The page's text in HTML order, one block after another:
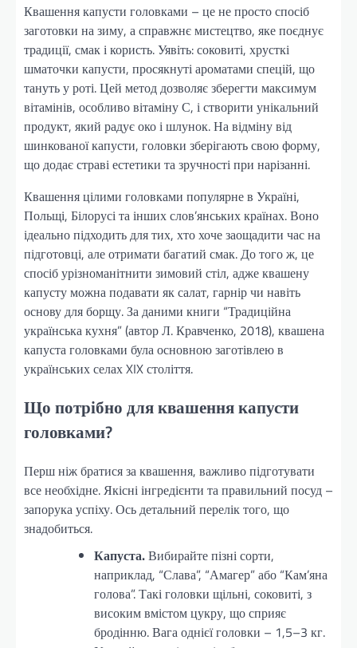
Квашення капусти головками – це не просто спосіб
заготовки на зиму, а справжнє мистецтво, яке поєднує
традиції, смак і користь. Уявіть: соковиті, хрусткі
шматочки капусти, просякнуті ароматами спецій, що
тануть у роті. Цей метод дозволяє зберегти максимум
вітамінів, особливо вітаміну С, і створити унікальний
продукт, який радує око і шлунок. На відміну від
шинкованої капусти, головки зберігають свою форму,
що додає страві естетики та зручності при нарізанні.
Квашення цілими головками популярне в Україні,
Польщі, Білорусі та інших слов’янських країнах. Воно
ідеально підходить для тих, хто хоче заощадити час на
підготовці, але отримати багатий смак. До того ж, це
спосіб урізноманітнити зимовий стіл, адже квашену
капусту можна подавати як салат, гарнір чи навіть
основу для борщу. За даними книги “Традиційна
українська кухня” (автор Л. Кравченко, 2018), квашена
капуста головками була основною заготівлею в
українських селах XIX століття.
Що потрібно для квашення капусти
головками?
Перш ніж братися за квашення, важливо підготувати
все необхідне. Якісні інгредієнти та правильний посуд –
запорука успіху. Ось детальний перелік того, що
знадобиться.
Капуста.Вибирайте пізні сорти,
наприклад, “Слава”, “Амагер” або “Кам’яна
голова”. Такі головки щільні, соковиті, з
високим вмістом цукру, що сприяє
бродінню. Вага однієї головки – 1,5–3 кг.